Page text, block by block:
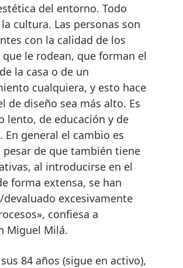
del entorno. Todo
cultura. Las personas son
con la calidad de los
le rodean, que forman el
la casa o de un
cualquiera, y esto hace
de diseño sea más alto. Es
lento, de educación y de
En general el cambio es
pesar de que también tiene
al introducirse en el
forma extensa, se han
excesivamente
confiesa a
Miguel Milá.
84 años (sigue en activo),